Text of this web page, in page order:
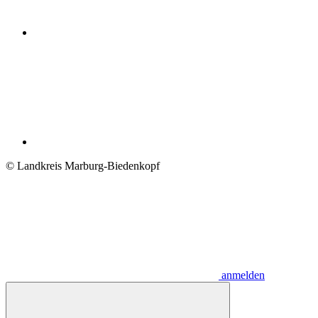
© Landkreis Marburg-Biedenkopf
anmelden